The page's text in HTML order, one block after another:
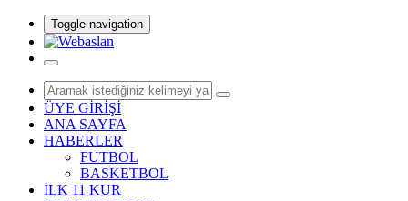
Toggle navigation
ÜYE GİRİŞİ
ANA SAYFA
HABERLER
FUTBOL
BASKETBOL
İLK 11 KUR